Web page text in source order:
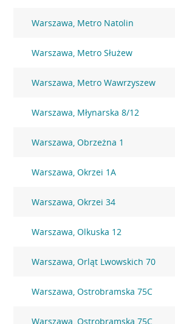
Warszawa, Metro Natolin
Warszawa, Metro Służew
Warszawa, Metro Wawrzyszew
Warszawa, Młynarska 8/12
Warszawa, Obrzeżna 1
Warszawa, Okrzei 1A
Warszawa, Okrzei 34
Warszawa, Olkuska 12
Warszawa, Orląt Lwowskich 70
Warszawa, Ostrobramska 75C
Warszawa, Ostrobramska 75C